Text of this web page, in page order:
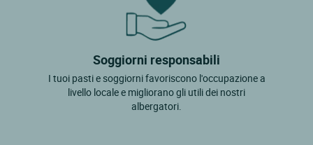
Soggiorni responsabili
I tuoi pasti e soggiorni favoriscono l'occupazione a
livello locale e migliorano gli utili dei nostri
albergatori.